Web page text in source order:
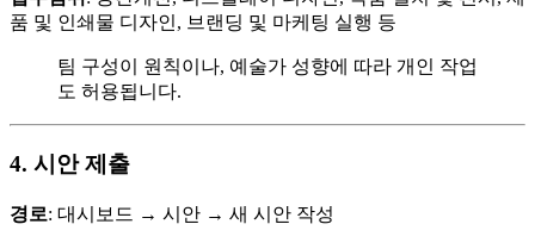
품 및 인쇄물 디자인, 브랜딩 및 마케팅 실행 등
팀 구성이 원칙이나, 예술가 성향에 따라 개인 작업
도 허용됩니다.
4. 시안 제출
경로: 대시보드 → 시안 → 새 시안 작성